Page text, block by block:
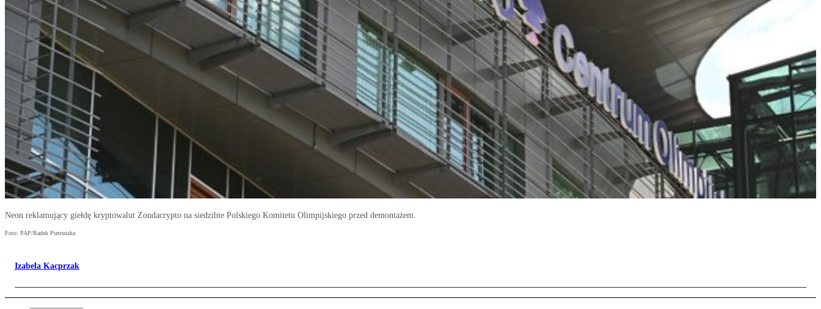
Neon reklamujący giełdę kryptowalut Zondacrypto na siedzibie Polskiego Komitetu Olimpijskiego przed demontażem.
Foto: PAP/Radek Pietruszka
Izabela Kacprzak